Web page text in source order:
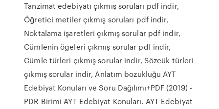
Tanzimat edebiyatı çıkmış soruları pdf indir,
Öğretici metiler çıkmış soruları pdf indir,
Noktalama işaretleri çıkmış sorular pdf indir,
Cümlenin ögeleri çıkmış sorular pdf indir,
Cümle türleri çıkmış sorular indir, Sözcük türleri
çıkmış sorular indir, Anlatım bozukluğu AYT
Edebiyat Konuları ve Soru Dağılımı+PDF (2019) -
PDR Birimi AYT Edebiyat Konuları. AYT Edebiyat